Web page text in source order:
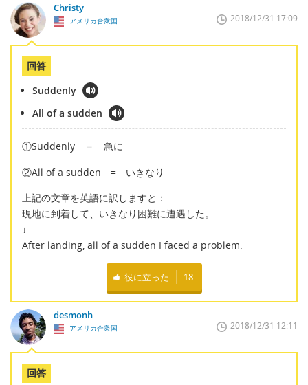
Christy
アメリカ合衆国 2018/12/31 17:09
回答
Suddenly
All of a sudden
①Suddenly ＝ 急に
②All of a sudden = いきなり
上記の文章を英語に訳しますと：
現地に到着して、いきなり困難に遭遇した。
↓
After landing, all of a sudden I faced a problem.
役に立った 18
desmonh
アメリカ合衆国 2018/12/31 12:11
回答